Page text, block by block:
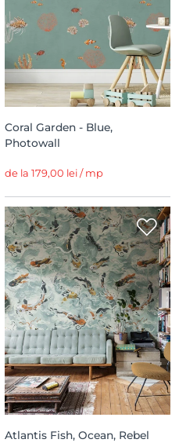
Coral Garden - Blue,
Photowall
de la 179,00 lei / mp
Atlantis Fish, Ocean, Rebel